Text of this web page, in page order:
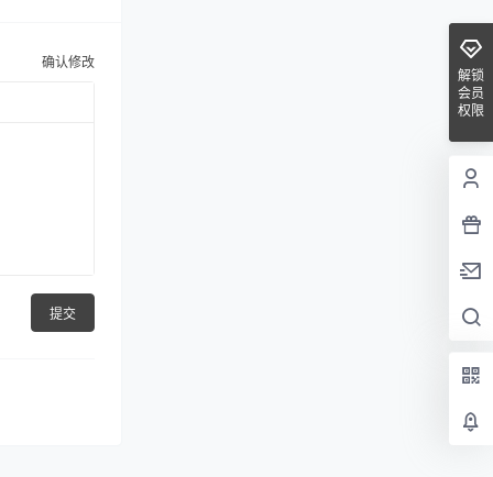
确认修改
提交
解锁
会员
权限